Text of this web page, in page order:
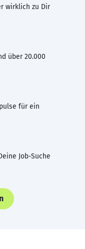
wirklich zu Dir
über 20.000
für ein
Job-Suche